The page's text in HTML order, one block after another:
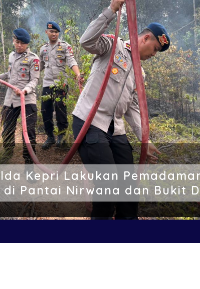
Kepri Lakukan
Pantai Nirwana dan Bukit